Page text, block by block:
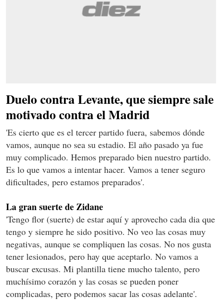
Duelo contra Levante, que siempre sale
motivado contra el Madrid
'Es cierto que es el tercer partido fuera, sabemos dónde
vamos, aunque no sea su estadio. El año pasado ya fue
muy complicado. Hemos preparado bien nuestro partido.
Es lo que vamos a intentar hacer. Vamos a tener seguro
dificultades, pero estamos preparados'.
La gran suerte de Zidane
'Tengo flor (suerte) de estar aquí y aprovecho cada dia que
tengo y siempre he sido positivo. No veo las cosas muy
negativas, aunque se compliquen las cosas. No nos gusta
tener lesionados, pero hay que aceptarlo. No vamos a
buscar excusas. Mi plantilla tiene mucho talento, pero
muchísimo corazón y las cosas se pueden poner
complicadas, pero podemos sacar las cosas adelante'.